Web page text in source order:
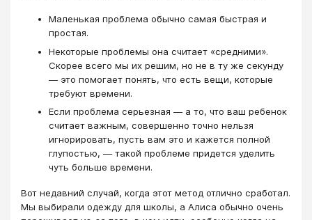
Маленькая проблема обычно самая быстрая и
простая.
Некоторые проблемы она считает «средними».
Скорее всего мы их решим, но не в ту же секунду
— это помогает понять, что есть вещи, которые
требуют времени.
Если проблема серьезная — а то, что ваш ребенок
считает важным, совершенно точно нельзя
игнорировать, пусть вам это и кажется полной
глупостью, — такой проблеме придется уделить
чуть больше времени.
Вот недавний случай, когда этот метод отлично сработал.
Мы выбирали одежду для школы, а Алиса обычно очень